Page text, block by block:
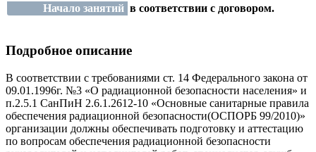
Начало занятий в соответствии с договором.
Подробное описание
В соответствии с требованиями ст. 14 Федерального закона от
09.01.1996г. №3 «О радиационной безопасности населения» и
п.2.5.1 СанПиН 2.6.1.2612-10 «Основные санитарные правила
обеспечения радиационной безопасности(ОСПОРБ 99/2010)»
организации должны обеспечивать подготовку и аттестацию
по вопросам обеспечения радиационной безопасности